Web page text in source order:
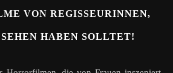
VON REGISSEURINNEN,
HABEN SOLLTET!